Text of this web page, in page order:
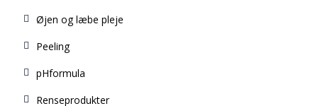
Øjen og læbe pleje
Peeling
pHformula
Renseprodukter